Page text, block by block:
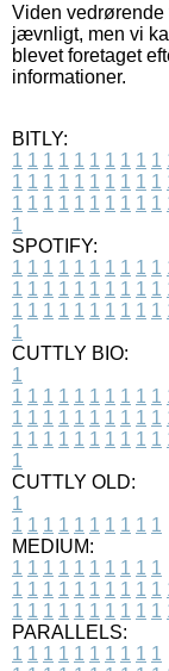
Viden
jævnligt, men vi
blevet foretaget
informationer.
BITLY:
1 1 1 1 1 1 1 1 1 1
1 1 1 1 1 1 1 1 1 1
1 1 1 1 1 1 1 1 1 1
1
SPOTIFY:
1 1 1 1 1 1 1 1 1 1
1 1 1 1 1 1 1 1 1 1
1 1 1 1 1 1 1 1 1 1
1
CUTTLY BIO:
1
1 1 1 1 1 1 1 1 1 1
1 1 1 1 1 1 1 1 1 1
1 1 1 1 1 1 1 1 1 1
1
CUTTLY OLD:
1
1 1 1 1 1 1 1 1 1 1
MEDIUM:
1 1 1 1 1 1 1 1 1 1
1 1 1 1 1 1 1 1 1 1
1 1 1 1 1 1 1 1 1 1
PARALLELS:
1 1 1 1 1 1 1 1 1 1